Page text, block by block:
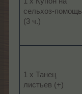
сельхоз-помощь
(3 ч.)
1 х Танец
листьев (+)